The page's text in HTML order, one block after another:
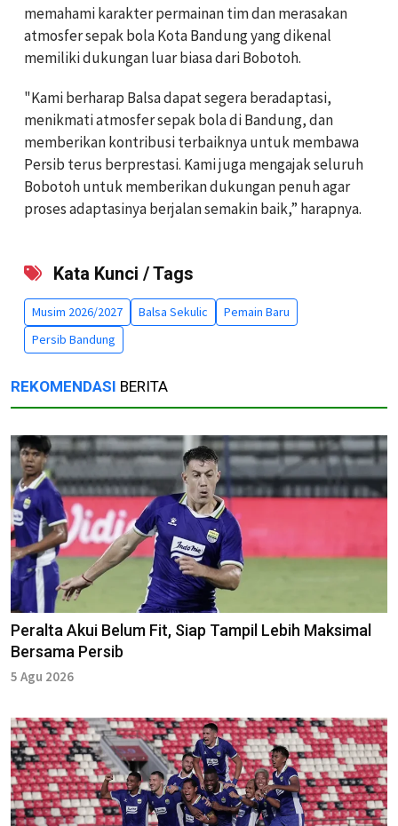
memahami karakter permainan tim dan merasakan
atmosfer sepak bola Kota Bandung yang dikenal
memiliki dukungan luar biasa dari Bobotoh.
"Kami berharap Balsa dapat segera beradaptasi,
menikmati atmosfer sepak bola di Bandung, dan
memberikan kontribusi terbaiknya untuk membawa
Persib terus berprestasi. Kami juga mengajak seluruh
Bobotoh untuk memberikan dukungan penuh agar
proses adaptasinya berjalan semakin baik,” harapnya.
Kata Kunci / Tags
Musim 2026/2027 Balsa Sekulic
Pemain Baru
Persib Bandung
REKOMENDASI BERITA
Peralta Akui Belum Fit, Siap Tampil Lebih Maksimal
Bersama Persib
5 Agu 2026